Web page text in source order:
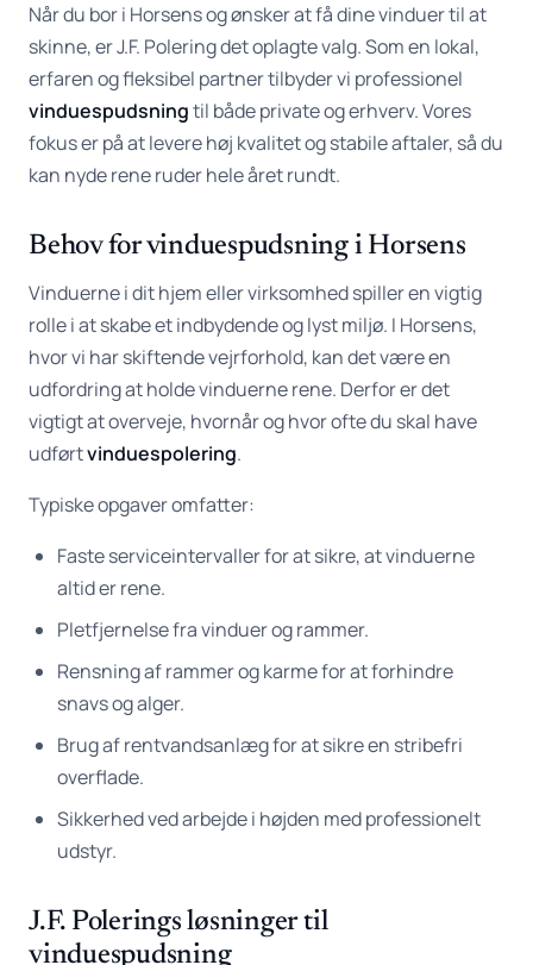
Når du bor i Horsens og ønsker at få dine vinduer til at
skinne, er J.F. Polering det oplagte valg. Som en lokal,
erfaren og fleksibel partner tilbyder vi professionel
vinduespudsningtil både private og erhverv. Vores
fokus er på at levere høj kvalitet og stabile aftaler, så du
kan nyde rene ruder hele året rundt.
Behov for vinduespudsning i Horsens
Vinduerne i dit hjem eller virksomhed spiller en vigtig
rolle i at skabe et indbydende og lyst miljø. I Horsens,
hvor vi har skiftende vejrforhold, kan det være en
udfordring at holde vinduerne rene. Derfor er det
vigtigt at overveje, hvornår og hvor ofte du skal have
udførtvinduespolering.
Typiske opgaver omfatter:
Faste serviceintervaller for at sikre, at vinduerne
altid er rene.
Pletfjernelse fra vinduer og rammer.
Rensning af rammer og karme for at forhindre
snavs og alger.
Brug af rentvandsanlæg for at sikre en stribefri
overflade.
Sikkerhed ved arbejde i højden med professionelt
udstyr.
J.F. Polerings løsninger til
vinduespudsning